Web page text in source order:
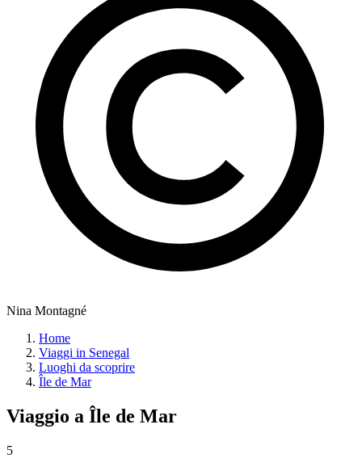
Nina Montagné
Home
Viaggi in Senegal
Luoghi da scoprire
Île de Mar
Viaggio a Île de Mar
5